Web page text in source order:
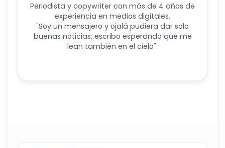
Periodista y copywriter con más de 4 años de
experiencia en medios digitales.
"Soy un mensajero y ojalá pudiera dar solo
buenas noticias; escribo esperando que me
lean también en el cielo".